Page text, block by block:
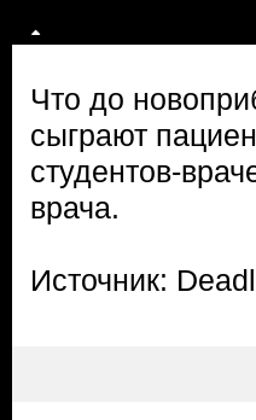
Что до
сыграют
студентов-
врача.
Источник: